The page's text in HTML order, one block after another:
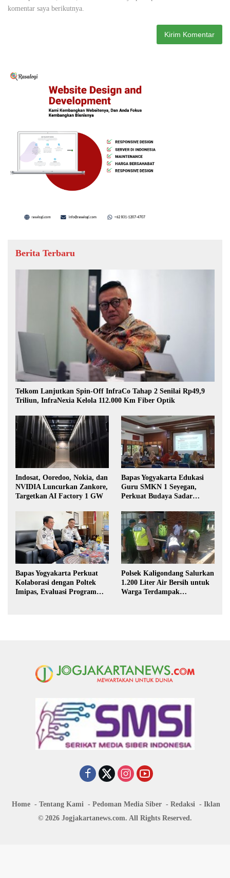
komentar saya berikutnya.
Berita Terbaru
Telkom Lanjutkan Spin-Off InfraCo Tahap 2 Senilai Rp49,9
Triliun, InfraNexia Kelola 112.000 Km Fiber Optik
Indosat, Ooredoo, Nokia, dan
NVIDIA Luncurkan Zankore,
Targetkan AI Factory 1 GW
Bapas Yogyakarta Edukasi
Guru SMKN 1 Seyegan,
Perkuat Budaya Sadar
Bapas Yogyakarta Perkuat
Kolaborasi dengan Poltek
Imipas, Evaluasi Program
Polsek Kaligondang Salurkan
1.200 Liter Air Bersih untuk
Warga Terdampak
Home Tentang Kami Pedoman Media Siber Redaksi
Iklan
© 2026 Jogjakartanews.com. All Rights Reserved.